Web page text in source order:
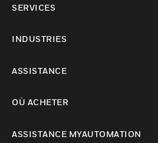
SERVICES
INDUSTRIES
ASSISTANCE
OÙ ACHETER
ASSISTANCE MYAUTOMATION